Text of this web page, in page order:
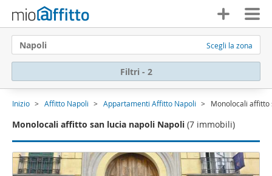
Napoli Scegli la zona
Filtri - 2
Inizio Affitto Napoli Appartamenti Affitto Napoli Monolocali affitto
Monolocali affitto san lucia napoli Napoli (7 immobili)